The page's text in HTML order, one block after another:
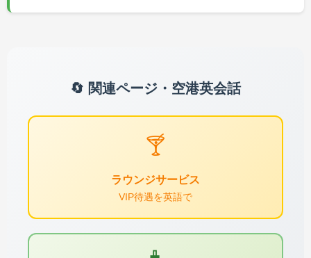
🔄 関連ページ・空港英会話
🍸
ラウンジサービス
VIP待遇を英語で